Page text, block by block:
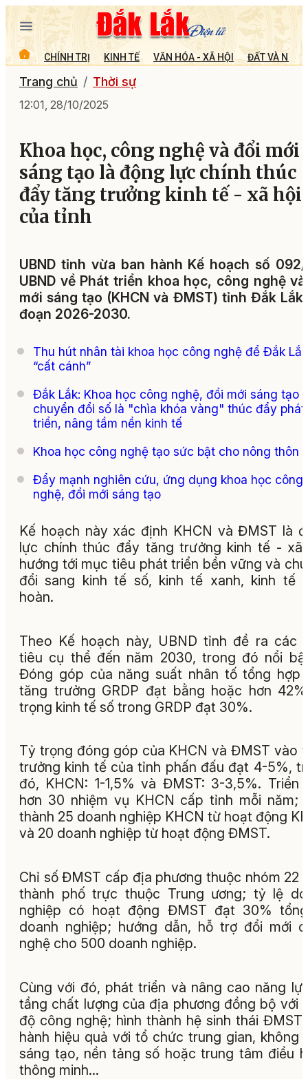
CHÍNH TRỊ KINH TẾ VĂN HÓA - XÃ HỘI ĐẤT VÀ
Trang chủ Thời sự
12:01, 28/10/2025
Khoa học, công nghệ và đổi mới
sáng tạo là động lực chính thúc
đẩy tăng trưởng kinh tế - xã hội
của tỉnh
UBND tỉnh vừa ban hành Kế hoạch số 092/
UBND về Phát triển khoa học, công nghệ
mới sáng tạo (KHCN và ĐMST) tỉnh Đắk Lắk
đoạn 2026-2030.
Thu hút nhân tài khoa học công nghệ để Đắk Lắk
“cất cánh”
Đắk Lắk: Khoa học công nghệ, đổi mới sáng tạo
chuyển đổi số là "chìa khóa vàng" thúc đẩy phát
triển, nâng tầm nền kinh tế
Khoa học công nghệ tạo sức bật cho nông thôn
Đẩy mạnh nghiên cứu, ứng dụng khoa học công
nghệ, đổi mới sáng tạo
Kế hoạch này xác định KHCN và ĐMST là
lực chính thúc đẩy tăng trưởng kinh tế - xã
hướng tới mục tiêu phát triển bền vững và
đổi sang kinh tế số, kinh tế xanh, kinh tế
hoàn.
Theo Kế hoạch này, UBND tỉnh đề ra các
tiêu cụ thể đến năm 2030, trong đó nổi
Đóng góp của năng suất nhân tố tổng hợp
tăng trưởng GRDP đạt bằng hoặc hơn
trọng kinh tế số trong GRDP đạt 30%.
Tỷ trọng đóng góp của KHCN và ĐMST vào
trưởng kinh tế của tỉnh phấn đấu đạt 4-5%,
đó, KHCN: 1-1,5% và ĐMST: 3-3,5%. Triển
hơn 30 nhiệm vụ KHCN cấp tỉnh mỗi năm;
thành 25 doanh nghiệp KHCN từ hoạt động
và 20 doanh nghiệp từ hoạt động ĐMST.
Chỉ số ĐMST cấp địa phương thuộc nhóm 22
thành phố trực thuộc Trung ương; tỷ lệ
nghiệp có hoạt động ĐMST đạt 30%
doanh nghiệp; hướng dẫn, hỗ trợ đổi mới
nghệ cho 500 doanh nghiệp.
Cùng với đó, phát triển và nâng cao năng
tầng chất lượng của địa phương đồng bộ với
độ công nghệ; hình thành hệ sinh thái ĐMST
hành hiệu quả với tổ chức trung gian, không
sáng tạo, nền tảng số hoặc trung tâm điều
thông minh...